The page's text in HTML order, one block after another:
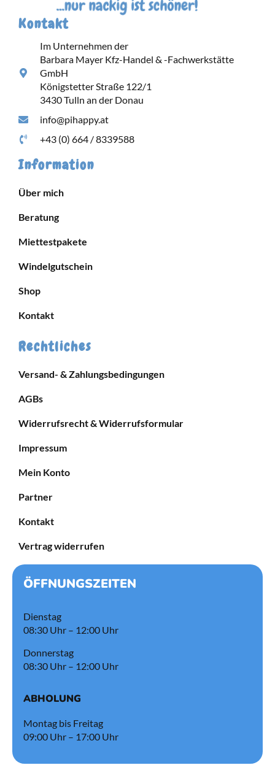
Kontakt
Im Unternehmen der
Barbara Mayer Kfz-Handel & -Fachwerkstätte
GmbH
Königstetter Straße 122/1
3430 Tulln an der Donau
info@pihappy.at
+43 (0) 664 / 8339588
Information
Über mich
Beratung
Miettestpakete
Windelgutschein
Shop
Kontakt
Rechtliches
Versand- & Zahlungsbedingungen
AGBs
Widerrufsrecht & Widerrufsformular
Impressum
Mein Konto
Partner
Kontakt
Vertrag widerrufen
ÖFFNUNGSZEITEN
Dienstag
08:30 Uhr – 12:00 Uhr
Donnerstag
08:30 Uhr – 12:00 Uhr
ABHOLUNG
Montag bis Freitag
09:00 Uhr – 17:00 Uhr